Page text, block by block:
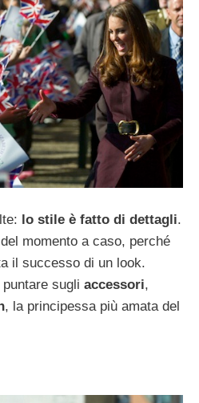
lo stile è fatto di dettagli.
momento a caso, perché
il successo di un look.
sugli accessori,
, la principessa più amata del